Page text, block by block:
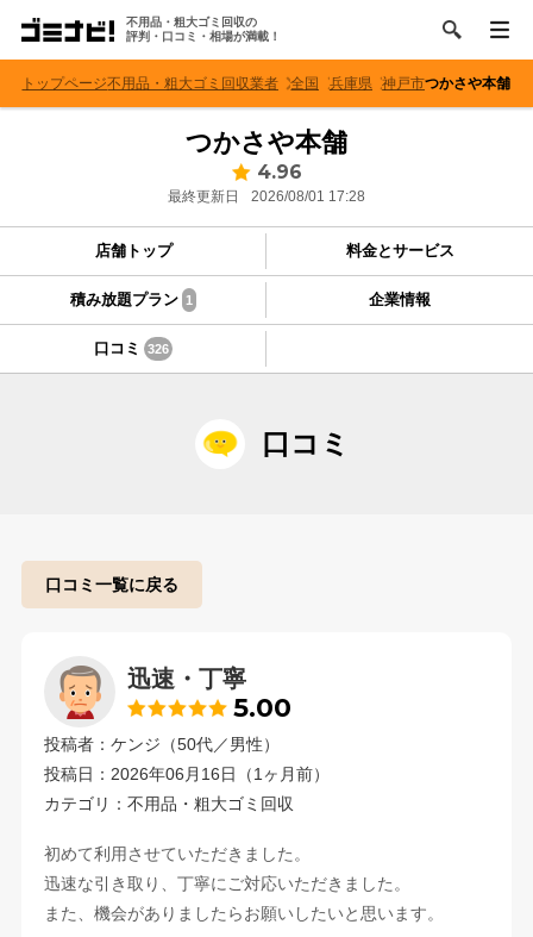
不用品・粗大ゴミ回収の
評判・口コミ・相場が満載！
トップページ不用品・粗大ゴミ回収業者 全国 兵庫県 神戸市つかさや本舗
つかさや本舗
4.96
最終更新日 2026/08/01 17:28
店舗トップ 料金とサービス
積み放題プラン 1 企業情報
口コミ 326
口コミ
口コミ一覧に戻る
迅速・丁寧
5.00
投稿者：ケンジ（50代／男性）
投稿日：2026年06月16日（1ヶ月前）
カテゴリ：不用品・粗大ゴミ回収
初めて利用させていただきました。
迅速な引き取り、丁寧にご対応いただきました。
また、機会がありましたらお願いしたいと思います。